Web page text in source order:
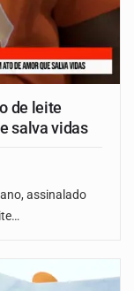
de leite
salva vidas
assinalado